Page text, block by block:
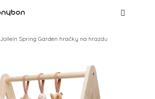
Jollein Spring Garden hračky na hrazdu